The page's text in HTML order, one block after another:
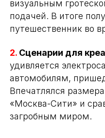
визуальным
подачей. В итоге
путешественник во
2. Сценарии для
удивляется
автомобилям,
Впечатлялся
«Москва-Сити» и
загробным миром.